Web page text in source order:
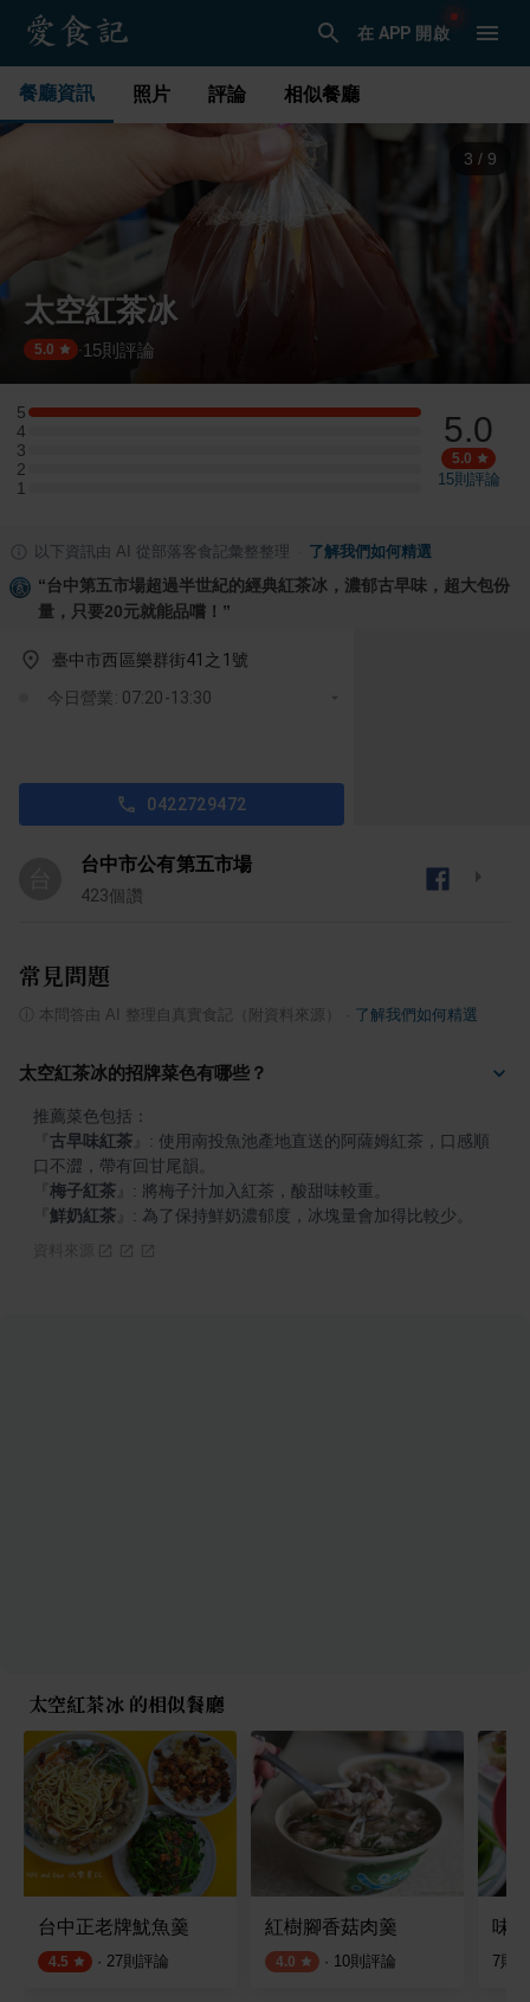
在 APP 開啟
餐廳資訊 照片 評論 相似餐廳
4 / 9
太空紅茶冰
5.0 · 15則評論
5
5 星：1 則評論
4
4 星：0 則評論
3
3 星：0 則評論
2
2 星：0 則評論
1
1 星：0 則評論
5.0
5.0
15則評論
以下資訊由 AI 從部落客食記彙整整理 了解我們如何精選
“台中第五市場超過半世紀的經典紅茶冰，濃郁古早味，超大包份
量，只要20元就能品嚐！ ”
臺中市西區樂群街41之1號
今日營業: 07:20-13:30
0422729472
台中市公有第五市場
423個讚
常見問題
本問答由 AI 整理自真實食記（附資料來源） 了解我們如何精選
太空紅茶冰的招牌菜色有哪些？
古早味紅茶
: 使用南投魚池產地直送的阿薩姆紅茶，口感順
梅子紅茶
鮮奶紅茶 : 為了保持鮮奶濃郁度，冰塊量會加得比較少。
太空紅茶冰 的相似餐廳
台中正老牌魷魚羹
4.5 · 27則評論
紅樹腳香菇肉羹
4.0 · 10則評論
味
7則